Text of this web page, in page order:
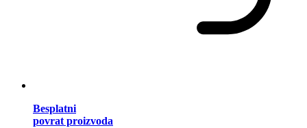
Besplatni
povrat proizvoda